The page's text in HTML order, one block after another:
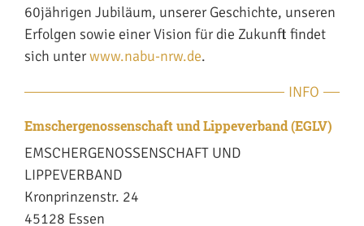
60jährigen Jubiläum, unserer Geschichte, unseren
Erfolgen sowie einer Vision für die Zukunft findet
sich unterwww.nabu-nrw.de.
INFO
Emschergenossenschaft und Lippeverband (EGLV)
EMSCHERGENOSSENSCHAFT UND
LIPPEVERBAND
Kronprinzenstr. 24
45128 Essen